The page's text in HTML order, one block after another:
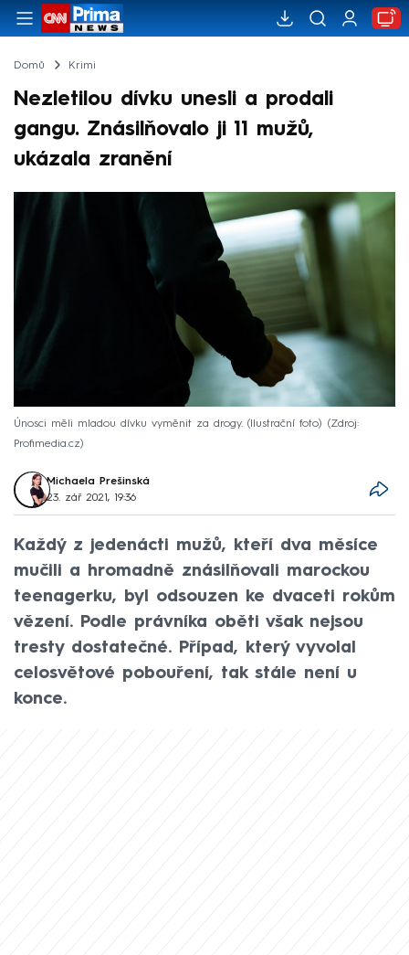
Domů Krimi
Nezletilou dívku unesli a prodali
gangu. Znásilňovalo ji 11 mužů,
ukázala zranění
Únosci měli mladou dívku vyměnit za drogy. (Ilustrační foto)
Zdroj:
Profimedia.cz
Michaela Prešinská
23. zář 2021, 19:36
Každý z jedenácti mužů, kteří dva měsíce
mučili a hromadně znásilňovali marockou
teenagerku, byl odsouzen ke dvaceti rokům
vězení. Podle právníka oběti však nejsou
tresty dostatečné. Případ, který vyvolal
celosvětové pobouření, tak stále není u
konce.